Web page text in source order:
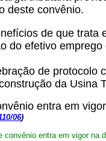
deste convênio.
de que trata
do efetivo
de
da Usina
entra em
06)
convênio entra em vigor na